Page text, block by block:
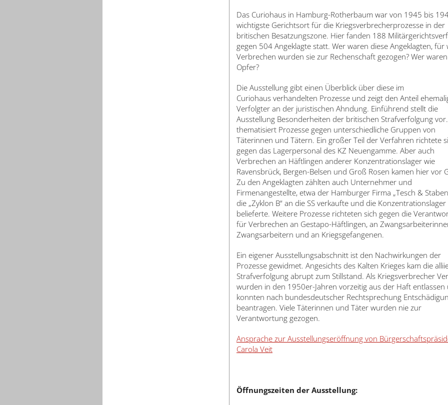
Das Curiohaus in Hamburg-Rotherbaum war von 1945 bis
wichtigste Gerichtsort für die Kriegsverbrecherprozesse in der
britischen Besatzungszone. Hier fanden 188
gegen 504 Angeklagte statt. Wer waren diese Angeklagten, für
Verbrechen wurden sie zur Rechenschaft gezogen? Wer
Opfer?
Die Ausstellung gibt einen Überblick über diese im
Curiohaus verhandelten Prozesse und zeigt den Anteil
Verfolgter an der juristischen Ahndung. Einführend stellt die
Ausstellung Besonderheiten der britischen Strafverfolgung
thematisiert Prozesse gegen unterschiedliche Gruppen von
Täterinnen und Tätern. Ein großer Teil der Verfahren richtete
gegen das Lagerpersonal des KZ Neuengamme. Aber auch
Verbrechen an Häftlingen anderer Konzentrationslager wie
Ravensbrück, Bergen-Belsen und Groß Rosen kamen hier vor
Zu den Angeklagten zählten auch Unternehmer und
Firmenangestellte, etwa der Hamburger Firma „Tesch &
die „Zyklon B“ an die SS verkaufte und die Konzentrationslager
belieferte. Weitere Prozesse richteten sich gegen die
für Verbrechen an Gestapo-Häftlingen, an
Zwangsarbeitern und an Kriegsgefangenen.
Ein eigener Ausstellungsabschnitt ist den Nachwirkungen der
Prozesse gewidmet. Angesichts des Kalten Krieges kam die
Strafverfolgung abrupt zum Stillstand. Als Kriegsverbrecher
wurden in den 1950er-Jahren vorzeitig aus der Haft entlassen
konnten nach bundesdeutscher Rechtsprechung
beantragen. Viele Täterinnen und Täter wurden nie zur
Verantwortung gezogen.
Ansprache zur Ausstellungseröffnung von
Carola Veit
Öffnungszeiten der Ausstellung: